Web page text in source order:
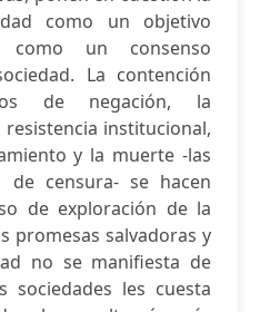
como un objetivo
un consenso
La contención
de negación, la
institucional,
y la muerte -las
de censura- se hacen
de exploración de la
promesas salvadoras y
no se manifiesta de
sociedades les cuesta